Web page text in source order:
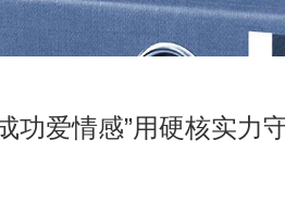
功爱情感”用硬核实力